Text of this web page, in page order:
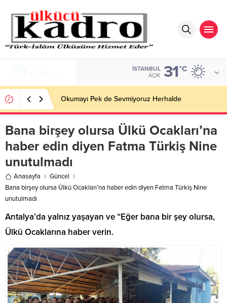
İSTANBUL
AÇIK 31°C
Okumayı Pek de Sevmiyoruz Herhalde
Bana birşey olursa Ülkü Ocakları’na
haber edin diyen Fatma Türkiş Nine
unutulmadı
Anasayfa
Güncel
Bana birşey olursa Ülkü Ocakları’na haber edin diyen Fatma Türkiş Nine
unutulmadı
Antalya’da yalnız yaşayan ve “Eğer bana bir şey olursa,
Ülkü Ocaklarına haber verin.